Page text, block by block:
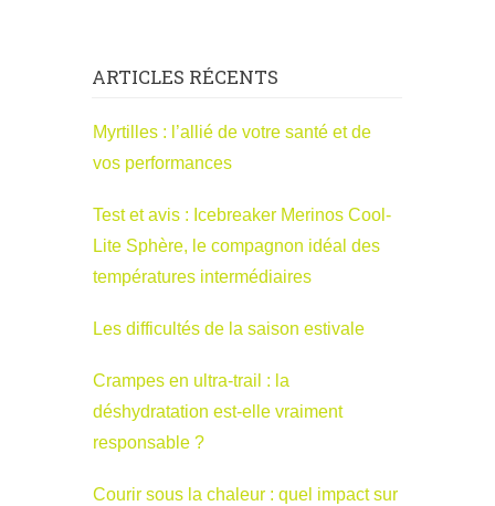
ARTICLES RÉCENTS
Myrtilles : l’allié de votre santé et de
vos performances
Test et avis : Icebreaker Merinos Cool-
Lite Sphère, le compagnon idéal des
températures intermédiaires
Les difficultés de la saison estivale
Crampes en ultra-trail : la
déshydratation est-elle vraiment
responsable ?
Courir sous la chaleur : quel impact sur